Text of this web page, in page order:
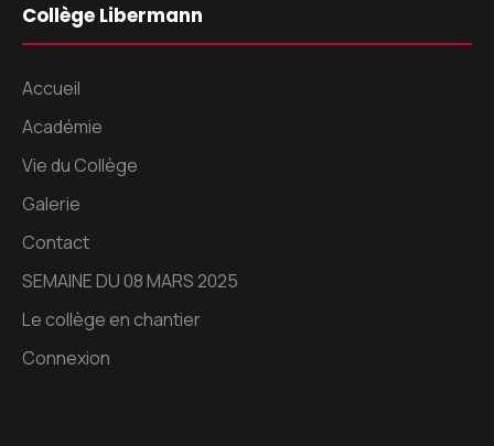
Collège Libermann
Accueil
Académie
Vie du Collège
Galerie
Contact
SEMAINE DU 08 MARS 2025
Le collège en chantier
Connexion